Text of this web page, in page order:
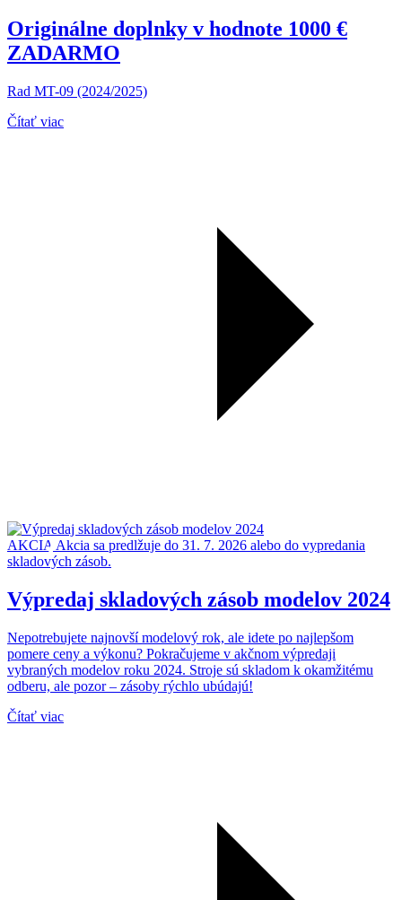
Originálne doplnky v hodnote 1000 €
ZADARMO
Rad MT-09 (2024/2025)
Čítať viac
AKCIA Akcia sa predlžuje do 31. 7. 2026 alebo do vypredania
skladových zásob.
Výpredaj skladových zásob modelov 2024
Nepotrebujete najnovší modelový rok, ale idete po najlepšom
pomere ceny a výkonu? Pokračujeme v akčnom výpredaji
vybraných modelov roku 2024. Stroje sú skladom k okamžitému
odberu, ale pozor – zásoby rýchlo ubúdajú!
Čítať viac